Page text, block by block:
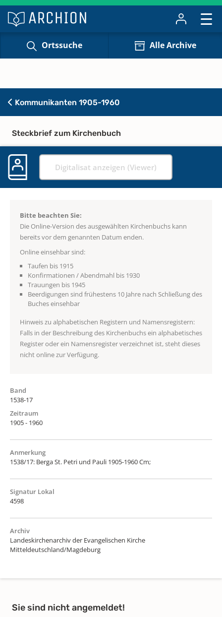
Ortssuche Alle Archive
Kommunikanten 1905-1960
Steckbrief zum Kirchenbuch
Digitalisat anzeigen (Viewer)
Bitte beachten Sie:
Die Online-Version des ausgewählten Kirchenbuchs kann
bereits vor dem genannten Datum enden.
Online einsehbar sind:
Taufen bis 1915
Konfirmationen / Abendmahl bis 1930
Trauungen bis 1945
Beerdigungen sind frühestens 10 Jahre nach Schließung des
Buches einsehbar
Hinweis zu alphabetischen Registern und Namensregistern:
Falls in der Beschreibung des Kirchenbuchs ein alphabetisches
Register oder ein Namensregister verzeichnet ist, steht dieses
nicht online zur Verfügung.
Band
1538-17
Zeitraum
1905 - 1960
Anmerkung
1538/17: Berga St. Petri und Pauli 1905-1960 Cm;
Signatur Lokal
4598
Archiv
Landeskirchenarchiv der Evangelischen Kirche
Mitteldeutschland/Magdeburg
Sie sind nicht angemeldet!